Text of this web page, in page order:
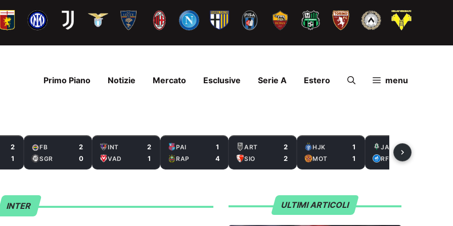
Primo Piano Notizie Mercato Esclusive Serie A Estero menu
2
1
FB 2
SGR 0
INT 2
VAD 1
PAI 1
RAP 4
ART 2
SIO 2
HJK 1
MOT 1
JAB
RFS
INTER ULTIMI ARTICOLI